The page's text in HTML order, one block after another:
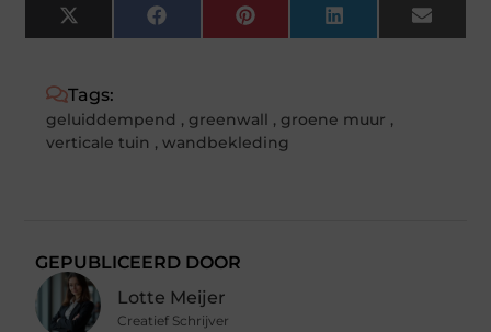
X
(Twitter)
FacebookPinterestLinkedIn Email
Tags:
geluiddempend , greenwall , groene muur ,
verticale tuin ,wandbekleding
GEPUBLICEERD DOOR
Lotte Meijer
Creatief Schrijver